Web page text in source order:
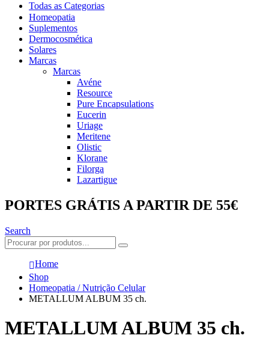
Todas as Categorias
Homeopatia
Suplementos
Dermocosmética
Solares
Marcas
Marcas
Avéne
Resource
Pure Encapsulations
Eucerin
Uriage
Meritene
Olistic
Klorane
Filorga
Lazartigue
PORTES GRÁTIS A PARTIR DE 55€
Search
Home
Shop
Homeopatia / Nutrição Celular
METALLUM ALBUM 35 ch.
METALLUM ALBUM 35 ch.